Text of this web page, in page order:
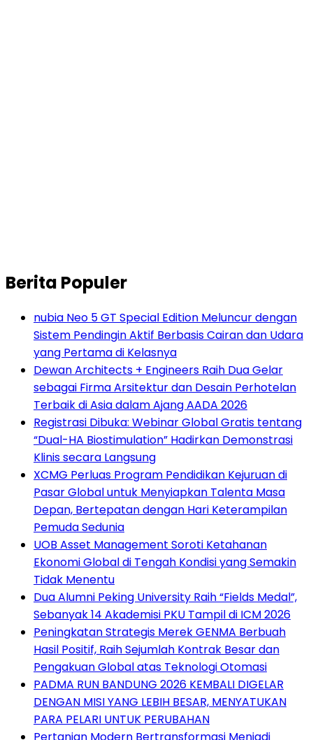
Berita Populer
nubia Neo 5 GT Special Edition Meluncur dengan
Sistem Pendingin Aktif Berbasis Cairan dan Udara
yang Pertama di Kelasnya
Dewan Architects + Engineers Raih Dua Gelar
sebagai Firma Arsitektur dan Desain Perhotelan
Terbaik di Asia dalam Ajang AADA 2026
Registrasi Dibuka: Webinar Global Gratis tentang
“Dual-HA Biostimulation” Hadirkan Demonstrasi
Klinis secara Langsung
XCMG Perluas Program Pendidikan Kejuruan di
Pasar Global untuk Menyiapkan Talenta Masa
Depan, Bertepatan dengan Hari Keterampilan
Pemuda Sedunia
UOB Asset Management Soroti Ketahanan
Ekonomi Global di Tengah Kondisi yang Semakin
Tidak Menentu
Dua Alumni Peking University Raih “Fields Medal”,
Sebanyak 14 Akademisi PKU Tampil di ICM 2026
Peningkatan Strategis Merek GENMA Berbuah
Hasil Positif, Raih Sejumlah Kontrak Besar dan
Pengakuan Global atas Teknologi Otomasi
PADMA RUN BANDUNG 2026 KEMBALI DIGELAR
DENGAN MISI YANG LEBIH BESAR, MENYATUKAN
PARA PELARI UNTUK PERUBAHAN
Pertanian Modern Bertransformasi Menjadi